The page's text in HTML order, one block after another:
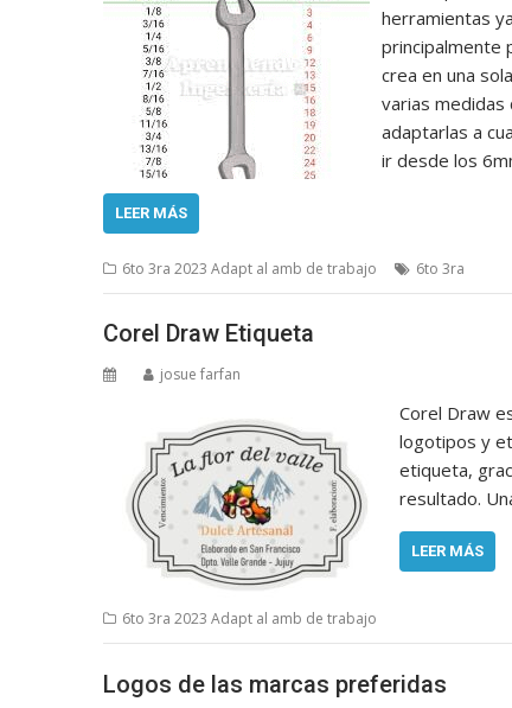
herramientas
principalmente
crea en una
varias medidas
adaptarlas a
ir desde los
LEER MÁS
6to 3ra 2023 Adapt al amb de trabajo 6to 3ra
Corel Draw Etiqueta
josue farfan
Corel Draw
logotipos y
etiqueta,
resultado.
LEER MÁS
6to 3ra 2023 Adapt al amb de trabajo
Logos de las marcas preferidas